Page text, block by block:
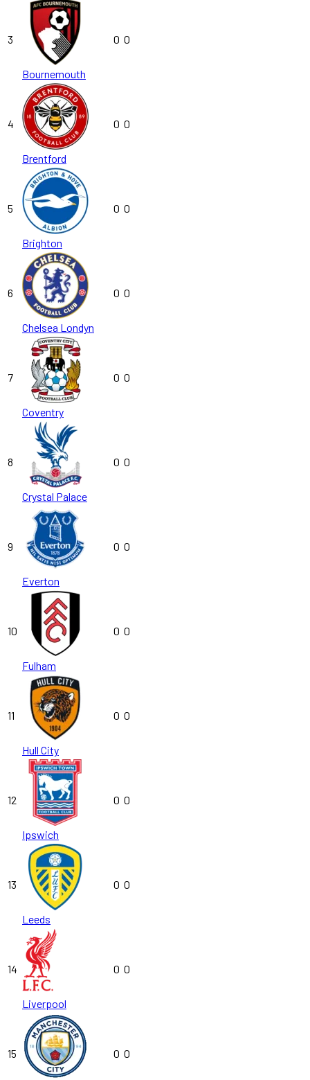
3
Bournemouth
0 0
4
Brentford
0 0
5
Brighton
0 0
6
Chelsea Londyn
0 0
7
Coventry
0 0
8
Crystal Palace
0 0
9
Everton
0 0
10
Fulham
0 0
11
Hull City
0 0
12
Ipswich
0 0
13
Leeds
0 0
14
Liverpool
0 0
15 0 0